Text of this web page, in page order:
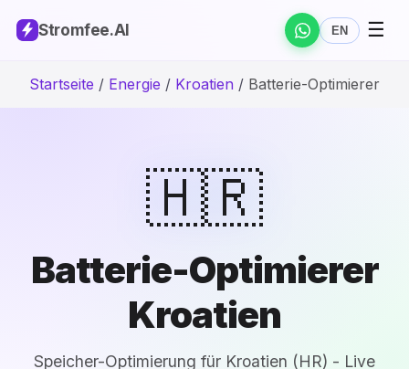
Stromfee.AI EN ☰
Startseite / Energie / Kroatien / Batterie-Optimierer
🇭🇷
Batterie-Optimierer
Kroatien
Speicher-Optimierung für Kroatien (HR) - Live